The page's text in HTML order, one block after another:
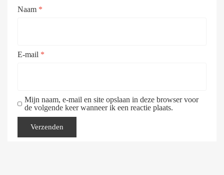
Naam *
E-mail *
Mijn naam, e-mail en site opslaan in deze browser voor
de volgende keer wanneer ik een reactie plaats.